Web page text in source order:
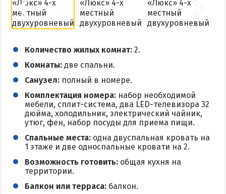
Количество жилых комнат: 2.
Комнаты: две спальни.
Санузел: полный в номере.
Комплектация номера: набор необходимой
мебели, сплит-система, два LED-телевизора 32
дюйма, холодильник, электрический чайник,
утюг, фен, набор посуды для приема пищи.
Спальные места: одна двуспальная кровать на
1 этаже и две односпальные кровати на 2.
Возможность готовить: общая кухня на
территории.
Балкон или терраса: балкон.